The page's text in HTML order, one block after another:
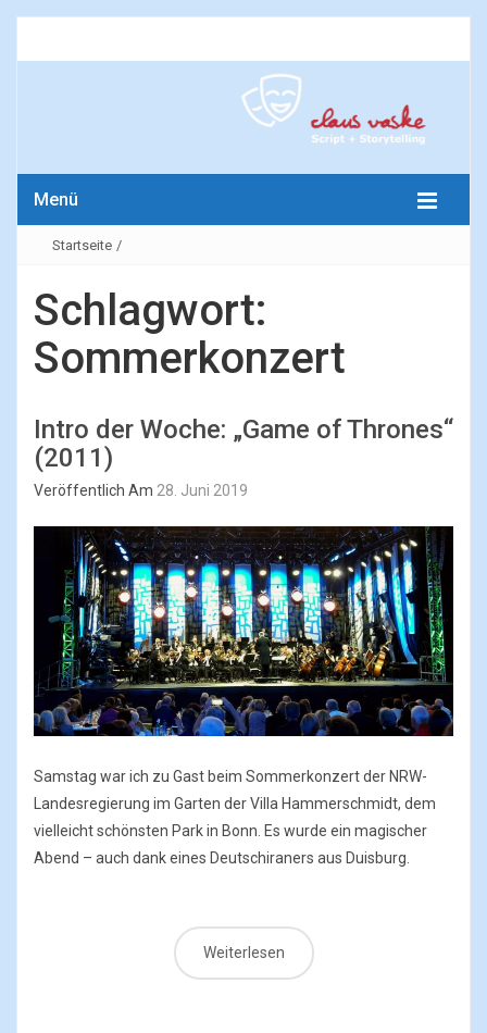
Menü
Startseite /
Schlagwort:
Sommerkonzert
Intro der Woche: „Game of Thrones“
(2011)
Veröffentlich Am 28. Juni 2019
Samstag war ich zu Gast beim Sommerkonzert der NRW-
Landesregierung im Garten der Villa Hammerschmidt, dem
vielleicht schönsten Park in Bonn. Es wurde ein magischer
Abend – auch dank eines Deutschiraners aus Duisburg.
Weiterlesen